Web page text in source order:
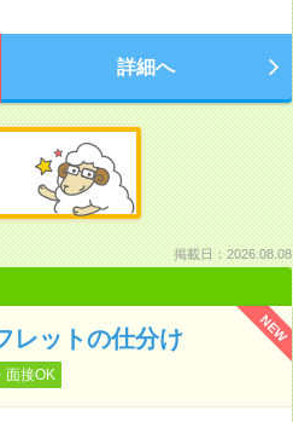
詳細へ
掲載日：2026.08.08
NEW
レットの仕分け
面接OK